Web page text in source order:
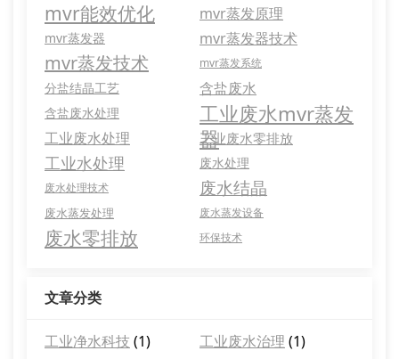
mvr能效优化 mvr蒸发原理
mvr蒸发器 mvr蒸发器技术
mvr蒸发技术 mvr蒸发系统
分盐结晶工艺 含盐废水
含盐废水处理
工业废水mvr蒸发
器
工业废水处理 工业废水零排放
工业水处理 废水处理
废水处理技术 废水结晶
废水蒸发处理 废水蒸发设备
废水零排放 环保技术
文章分类
工业净水科技 (1) 工业废水治理 (1)